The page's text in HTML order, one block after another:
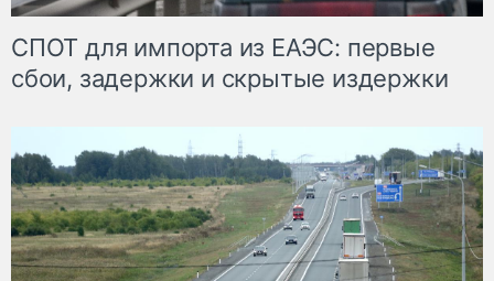
СПОТ для импорта из ЕАЭС: первые
сбои, задержки и скрытые издержки